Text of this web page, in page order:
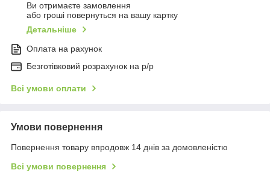
Ви отримаєте замовлення
або гроші повернуться на вашу картку
Детальніше
Оплата на рахунок
Безготівковий розрахунок на р/р
Всі умови оплати
Умови повернення
Повернення товару впродовж 14 днів за домовленістю
Всі умови повернення